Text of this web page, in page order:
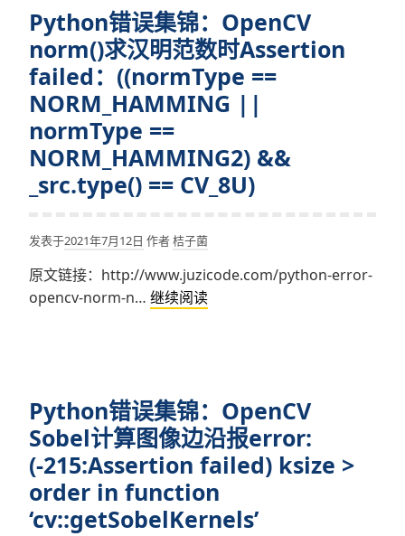
must
be
all
positive
numbers
function
‘cv::HoughCircles’
OpenCV
OpenCV
HoughCircles
找
圆
提
示
(-211:One
of
the
arguments’
of
range)
acc_threshold
must
be
a
Python错误集锦：OpenCV
norm()求汉明范数时Assertion
failed：((normType ==
NORM_HAMMING ||
normType ==
NORM_HAMMING2) &&
_src.type() == CV_8U)
发表于2021年7月12日 作者桔子菌
原文链接：http://www.juzicode.com/python-error-
opencv-norm-n… 继续阅读Python
OpenCV
norm()
求
汉
明
范
Python错误集锦：OpenCV
Sobel计算图像边沿报error:
(-215:Assertion failed) ksize >
order in function
‘cv::getSobelKernels’